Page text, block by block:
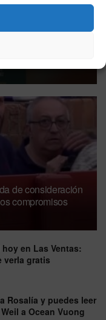
fechas, carteles y
y Emilio de
de consideración
compromisos
en Las Ventas:
verla gratis
Rosalía y puedes leer
a Ocean Vuong